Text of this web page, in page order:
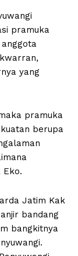
pramuka
yang
pramuka
berupa
Eko.
Jatim Kak
bandang
bangkitnya